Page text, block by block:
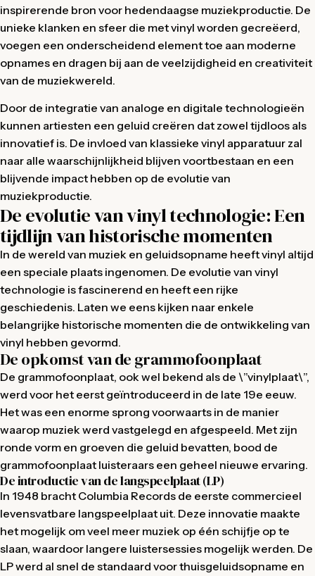
inspirerende bron voor hedendaagse muziekproductie. De
unieke klanken en sfeer die met vinyl worden gecreëerd,
voegen een onderscheidend element toe aan moderne
opnames en dragen bij aan de veelzijdigheid en creativiteit
van de muziekwereld.
Door de integratie van analoge en digitale technologieën
kunnen artiesten een geluid creëren dat zowel tijdloos als
innovatief is. De invloed van klassieke vinyl apparatuur zal
naar alle waarschijnlijkheid blijven voortbestaan en een
blijvende impact hebben op de evolutie van
muziekproductie.
De evolutie van vinyl technologie: Een
tijdlijn van historische momenten
In de wereld van muziek en geluidsopname heeft vinyl altijd
een speciale plaats ingenomen. De evolutie van vinyl
technologie is fascinerend en heeft een rijke
geschiedenis. Laten we eens kijken naar enkele
belangrijke historische momenten die de ontwikkeling van
vinyl hebben gevormd.
De opkomst van de grammofoonplaat
De grammofoonplaat, ook wel bekend als de \”vinylplaat\”,
werd voor het eerst geïntroduceerd in de late 19e eeuw.
Het was een enorme sprong voorwaarts in de manier
waarop muziek werd vastgelegd en afgespeeld. Met zijn
ronde vorm en groeven die geluid bevatten, bood de
grammofoonplaat luisteraars een geheel nieuwe ervaring.
De introductie van de langspeelplaat (LP)
In 1948 bracht Columbia Records de eerste commercieel
levensvatbare langspeelplaat uit. Deze innovatie maakte
het mogelijk om veel meer muziek op één schijfje op te
slaan, waardoor langere luistersessies mogelijk werden. De
LP werd al snel de standaard voor thuisgeluidsopname en